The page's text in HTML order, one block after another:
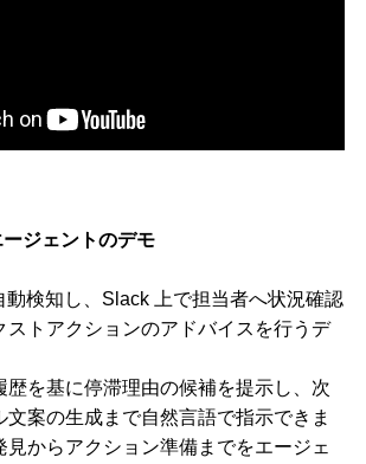
ジェントのデモ
動検知し、Slack 上で担当者へ状況確認
ストアクションのアドバイスを行うデ
歴を基に停滞理由の候補を提示し、次
文案の生成まで自然言語で指示できま
見からアクション準備までをエージェ